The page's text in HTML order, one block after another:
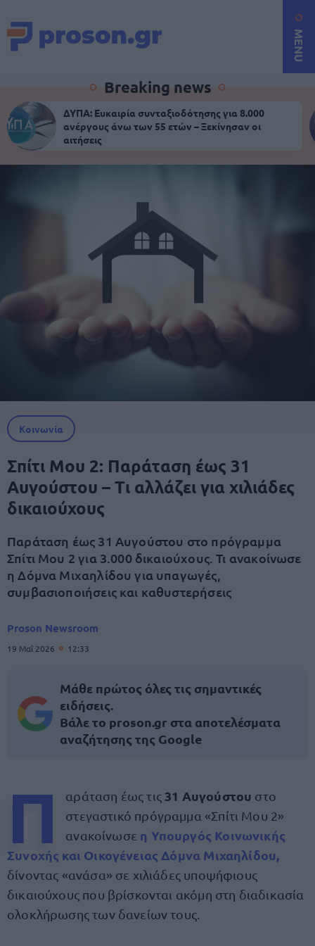
MENU
Breaking news
ΔΥΠΑ: Ευκαιρία συνταξιοδότησης για 8.000
ανέργους άνω των 55 ετών – Ξεκίνησαν οι
αιτήσεις
Κοινωνία
Σπίτι Μου 2: Παράταση έως 31
Αυγούστου – Τι αλλάζει για χιλιάδες
δικαιούχους
Παράταση έως 31 Αυγούστου στο πρόγραμμα
Σπίτι Μου 2 για 3.000 δικαιούχους. Τι ανακοίνωσε
η Δόμνα Μιχαηλίδου για υπαγωγές,
συμβασιοποιήσεις και καθυστερήσεις
Proson Newsroom
19 Μαΐ 2026 12:33
Μάθε πρώτος όλες τις σημαντικές
ειδήσεις.
Βάλε το proson.gr στα αποτελέσματα
αναζήτησης της Google
Π αράταση έως τις 31 Αυγούστου στο
στεγαστικό πρόγραμμα «Σπίτι Μου 2»
ανακοίνωσε η Υπουργός Κοινωνικής
Συνοχής και Οικογένειας Δόμνα Μιχαηλίδου,
δίνοντας «ανάσα» σε χιλιάδες υποψήφιους
δικαιούχους που βρίσκονται ακόμη στη διαδικασία
ολοκλήρωσης των δανείων τους.